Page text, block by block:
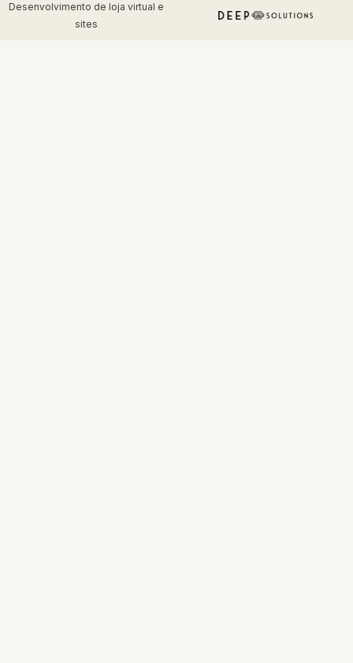
Desenvolvimento de loja virtual e
sites